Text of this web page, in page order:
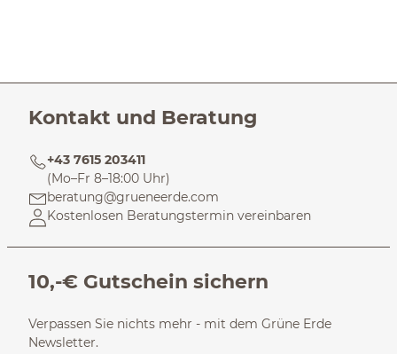
Kontakt und Beratung
+43 7615 203411
(Mo–Fr 8–18:00 Uhr)
beratung@grueneerde.com
Kostenlosen Beratungstermin vereinbaren
10,-€ Gutschein sichern
Verpassen Sie nichts mehr - mit dem Grüne Erde
Newsletter.